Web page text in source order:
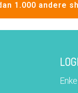
1.000 andere